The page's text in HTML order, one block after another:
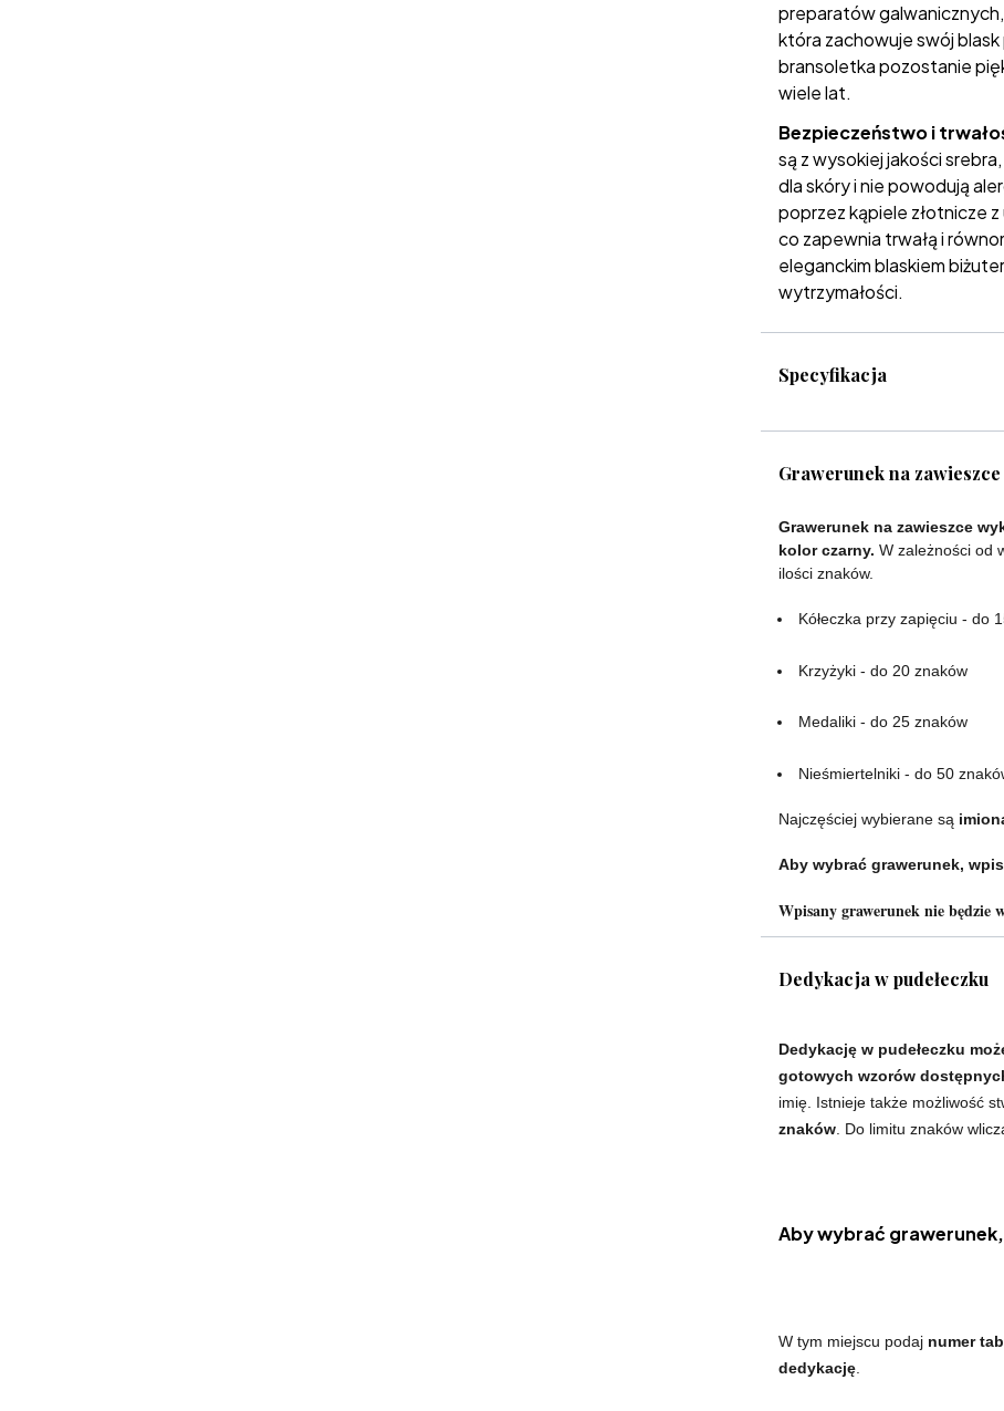
preparatów
która zachowuje swój blask
bransoletka pozostanie
wiele lat.
Bezpieczeństwo i
są z wysokiej jakości
dla skóry i nie powodują
poprzez kąpiele złotnicze
co zapewnia trwałą i
eleganckim blaskiem
wytrzymałości.
Specyfikacja
Grawerunek na zawieszce
Grawerunek na zawieszce
kolor czarny. W zależności od
ilości znaków.
Kółeczka przy zapięciu - do
Krzyżyki - do 20 znaków
Medaliki - do 25 znaków
Nieśmiertelniki - do 50
Najczęściej wybierane są
Aby wybrać grawerunek,
Wpisany grawerunek nie będzie
Dedykacja w pudełeczku
Dedykację w pudełeczku
gotowych wzorów
imię. Istnieje także możliwość
znaków . Do limitu znaków
Aby wybrać
W tym miejscu podaj numer
dedykację